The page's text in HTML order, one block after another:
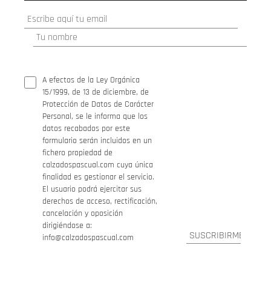
A efectos de la Ley Orgánica
15/1999, de 13 de diciembre, de
Protección de Datos de Carácter
Personal, se le informa que los
datos recabados por este
formulario serán incluidos en un
fichero propiedad de
calzadospascual.com cuya única
finalidad es gestionar el servicio.
El usuario podrá ejercitar sus
derechos de acceso, rectificación,
cancelación y oposición
dirigiéndose a:
info@calzadospascual.com